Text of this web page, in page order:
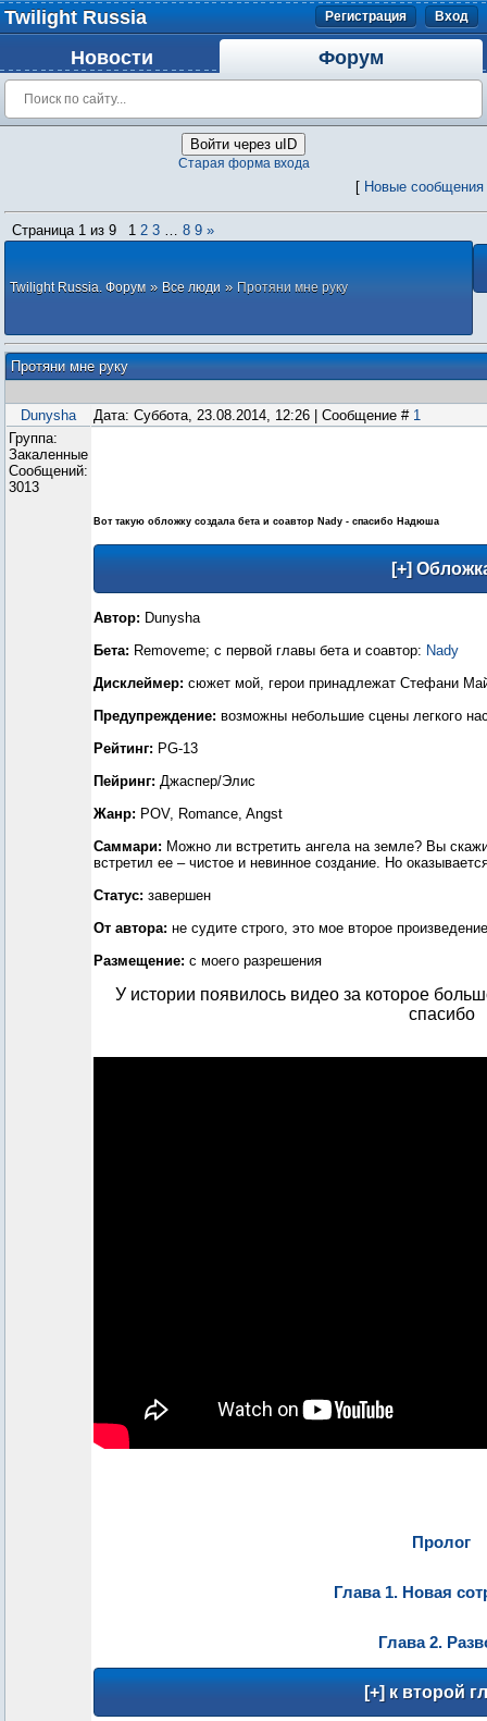
Twilight Russia Регистрация Вход
Новости Форум
Войти через uID
Старая форма входа
[ Новые сообщения
Страница 1 из 9 1 2 3 … 8 9 »
Twilight Russia. Форум » Все люди » Протяни мне руку
Протяни мне руку
Dunysha Дата: Суббота, 23.08.2014, 12:26 | Сообщение # 1
Группа:
Закаленные
Сообщений:
3013
Вот такую обложку создала бета и соавтор Nady - спасибо Надюша
Автор: Dunysha
Бета: Removeme; с первой главы бета и соавтор: Nady
Дисклеймер: сюжет мой, герои принадлежат Стефани
Предупреждение: возможны небольшие сцены легкого
Рейтинг: PG-13
Пейринг: Джаспер/Элис
Жанр: POV, Romance, Angst
Саммари: Можно ли встретить ангела на земле? Вы
встретил ее – чистое и невинное создание. Но
Статус: завершен
От автора: не судите строго, это мое второе
Размещение: с моего разрешения
У истории появилось видео за которое
спасибо
Пролог
Глава 1. Новая
Глава 2.